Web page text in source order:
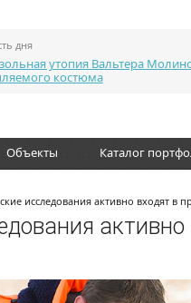
дня
утопия Вальтера
костюма
Объекты Каталог
исследования активно входят в